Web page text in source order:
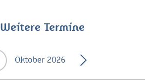
Weitere Termine
Oktober 2026